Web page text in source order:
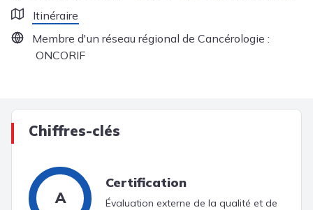
Itinéraire
Membre d'un réseau régional de Cancérologie :
ONCORIF
Chiffres-clés
A
Certification
Évaluation externe de la qualité et de